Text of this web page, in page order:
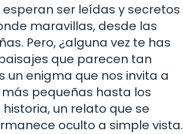
ser leídas y secretos
maravillas, desde las
Pero, ¿alguna vez te has
que parecen tan
un enigma que nos invita a
pequeñas hasta los
un relato que se
oculto a simple vista.